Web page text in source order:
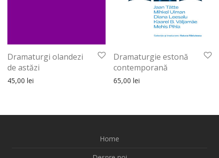
Dramaturgi olandezi
de astăzi
45,00 lei
Dramaturgie estonă
contemporană
65,00 lei
Home